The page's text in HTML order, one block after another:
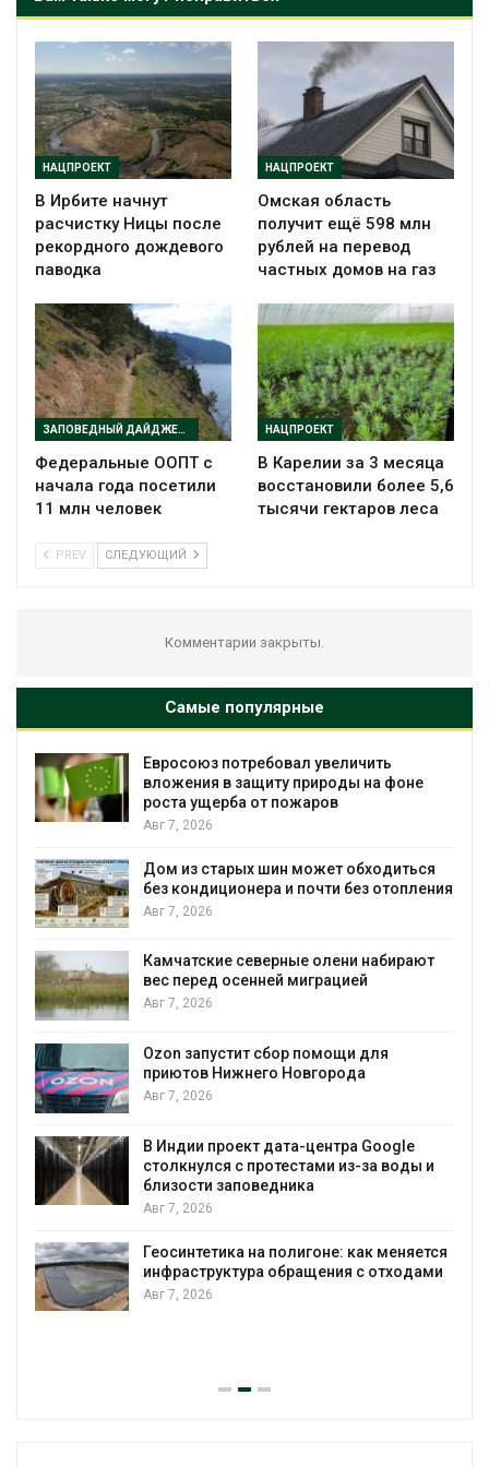
НАЦПРОЕКТ
В Ирбите начнут
расчистку Ницы после
рекордного дождевого
паводка
НАЦПРОЕКТ
Омская область
получит ещё 598 млн
рублей на перевод
частных домов на газ
ЗАПОВЕДНЫЙ ДАЙДЖЕСТ
Федеральные ООПТ с
начала года посетили
11 млн человек
НАЦПРОЕКТ
В Карелии за 3 месяца
восстановили более 5,6
тысячи гектаров леса
PREV СЛЕДУЮЩИЙ
Комментарии закрыты.
Самые популярные
Евросоюз потребовал увеличить
вложения в защиту природы на фоне
роста ущерба от пожаров
Авг 7, 2026
Дом из старых шин может обходиться
без кондиционера и почти без отопления
Авг 7, 2026
Камчатские северные олени набирают
вес перед осенней миграцией
Авг 7, 2026
Ozon запустит сбор помощи для
приютов Нижнего Новгорода
Авг 7, 2026
В Индии проект дата-центра Google
столкнулся с протестами из-за воды и
близости заповедника
Авг 7, 2026
Геосинтетика на полигоне: как меняется
инфраструктура обращения с отходами
Авг 7, 2026